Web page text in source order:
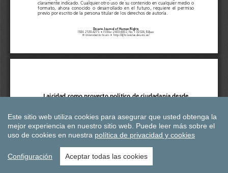
Este sitio web utiliza cookies para asegurar que usted obtenga la
mejor experiencia en nuestro sitio web. Puede leer más sobre el
uso de cookies en nuestra política de privacidad y cookies
Configuración Aceptar todas las cookies